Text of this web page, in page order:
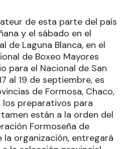
de esta parte del país
y el sábado en el
de Laguna Blanca, en el
de Boxeo Mayores
para el Nacional de San
al 19 de septiembre, es
de Formosa, Chaco,
los preparativos para
están a la orden del
Formoseña de
la organización, entregará